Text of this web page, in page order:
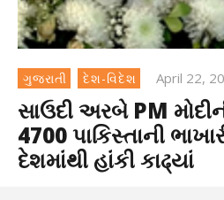
ગુજરાતી દેશ-વિદેશ April 22,
સાઉદી અરબે PM
4700 પાકિસ્તાની
દેશમાંથી હાંકી કાઢ્યાં